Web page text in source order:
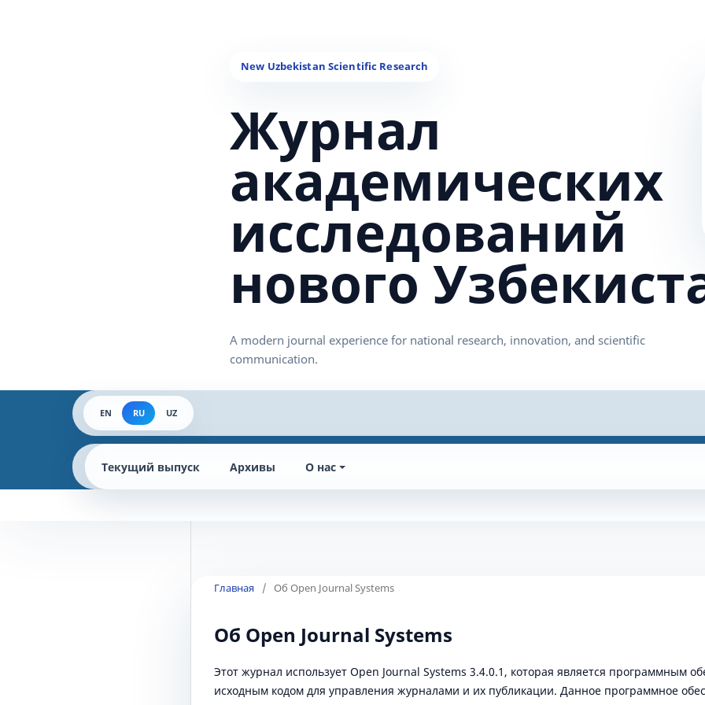
Журнал
академических
исследований
нового
EN RU UZ
Текущий выпуск Архивы О нас
Главная / Об Open Journal Systems
Об Open Journal Systems
Этот журнал использует Open Journal Systems 3.4.0.1, которая является программным
исходным кодом для управления журналами и их публикации. Данное программное